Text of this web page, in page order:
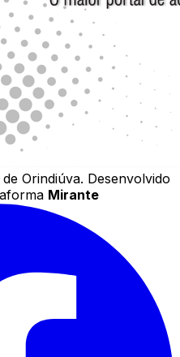
Orindiúva. Desenvolvido
Mirante